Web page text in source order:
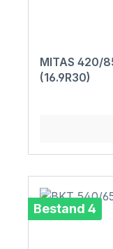
MITAS 420/
(16.9R30)
Bestand 4